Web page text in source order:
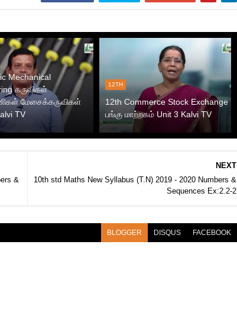
Mechanical
கருவிகள்
மேசைக்கருவிகள்
TV
12TH
12th Commerce Stock Exchange
பங்கு மாற்றகம் Unit 3 Kalvi TV
NEXT
10th std Maths New Syllabus (T.N) 2019 - 2020 Numbers &
Sequences Ex:2.2-2
&
BLOGGER DISQUS FACEBOOK